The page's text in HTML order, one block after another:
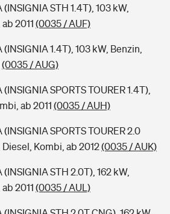
STH 1.4T), 103 kW,
2011 (0035 / AUF)
1.4T), 103 kW, Benzin,
(0035 / AUG)
SPORTS TOURER 1.4T),
ab 2011 (0035 / AUH)
SPORTS TOURER 2.0
Diesel, Kombi, ab 2012(0035 / AUK)
STH 2.0T), 162 kW,
2011 (0035 / AUL)